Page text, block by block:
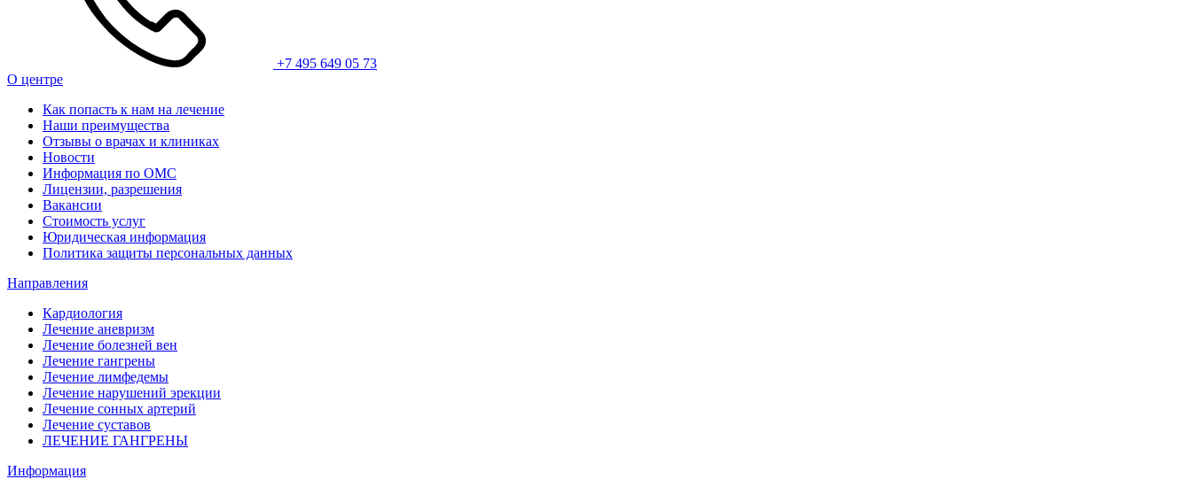
+7 495 649 05 73
О центре
Как попасть к нам на лечение
Наши преимущества
Отзывы о врачах и клиниках
Новости
Информация по ОМС
Лицензии, разрешения
Вакансии
Стоимость услуг
Юридическая информация
Политика защиты персональных данных
Направления
Кардиология
Лечение аневризм
Лечение болезней вен
Лечение гангрены
Лечение лимфедемы
Лечение нарушений эрекции
Лечение сонных артерий
Лечение суставов
ЛЕЧЕНИЕ ГАНГРЕНЫ
Информация